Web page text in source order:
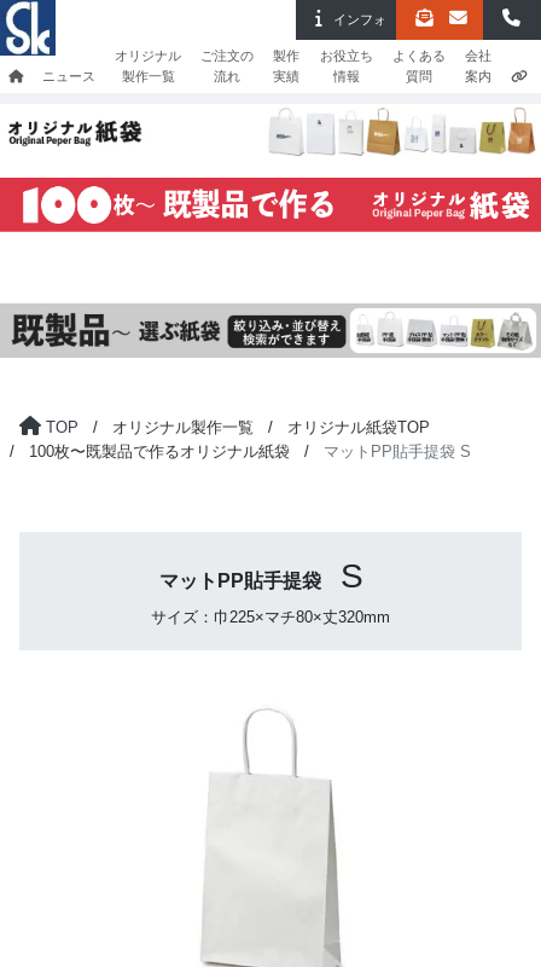
ニュース
オリジナル
製作一覧
ご注文の
流れ
製作
実績
お役立ち
情報
よくある
質問
会社
案内
インフォ
TOP オリジナル製作一覧
オリジナル紙袋TOP
100枚〜既製品で作るオリジナル紙袋
マットPP貼手提袋 S
マットPP貼手提袋 S
サイズ：巾225×マチ80×丈320mm